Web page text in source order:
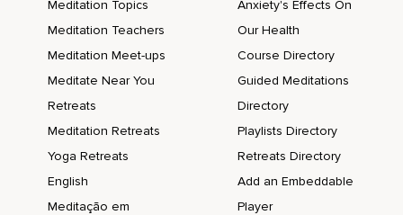
Und dass du sie halt auch,
In dem du dann sozusagen sagst,
Ich fühle dich einfach so,
Interpretierst du sie auch neu,
Ich hatte auch ganz lange und immer noch so
Meditation Topics
Meditation Teachers
Meditation Meet-ups
Meditate Near You
Retreats
Meditation Retreats
Yoga Retreats
English
Meditação em
Anxiety's Effects On
Our Health
Course Directory
Guided Meditations
Directory
Playlists Directory
Retreats Directory
Add an Embeddable
Player